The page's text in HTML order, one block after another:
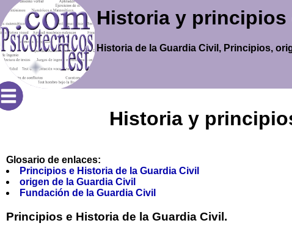
Historia y principios
Historia de la Guardia Civil, Principios,
Historia y
Glosario de enlaces:
Principios e Historia de la Guardia Civil
origen de la Guardia Civil
Fundación de la Guardia Civil
Principios e Historia de la Guardia Civil.